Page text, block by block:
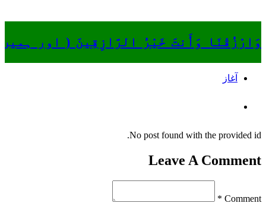
وَارْزُقْنَا وَأَنتَ خَيْرُ الرَّازِقِينَ ( اور
آغاز
No post found with the provided id.
Leave A Comment
Comment *